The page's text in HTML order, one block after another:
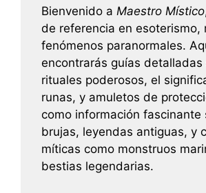
Bienvenido a Maestro Místico
de referencia en esoterismo,
fenómenos paranormales.
encontrarás guías detalladas
rituales poderosos, el
runas, y amuletos de
como información fascinante
brujas, leyendas antiguas, y
míticas como monstruos
bestias legendarias.